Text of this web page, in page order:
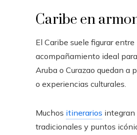
Caribe en
El Caribe suele figurar
acompañamiento ideal
Aruba o Curazao quedan a
o experiencias culturales.
Muchos itinerarios integran
tradicionales y puntos